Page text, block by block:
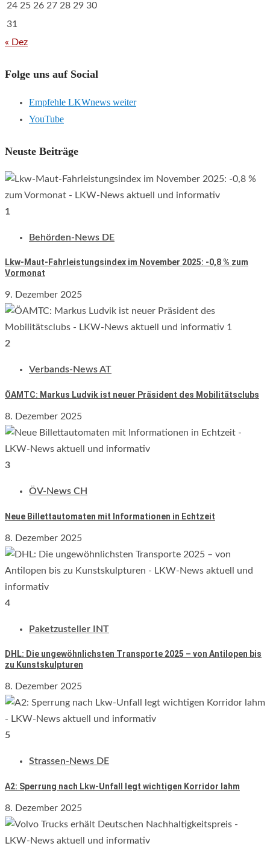
24 25 26 27 28 29 30
31
« Dez
Folge uns auf Social
Empfehle LKWnews weiter
YouTube
Neuste Beiträge
1
Behörden-News DE
Lkw-Maut-Fahrleistungsindex im November 2025: -0,8 % zum
Vormonat
9. Dezember 2025
2
Verbands-News AT
ÖAMTC: Markus Ludvik ist neuer Präsident des Mobilitätsclubs
8. Dezember 2025
3
ÖV-News CH
Neue Billettautomaten mit Informationen in Echtzeit
8. Dezember 2025
4
Paketzusteller INT
DHL: Die ungewöhnlichsten Transporte 2025 – von Antilopen bis
zu Kunstskulpturen
8. Dezember 2025
5
Strassen-News DE
A2: Sperrung nach Lkw-Unfall legt wichtigen Korridor lahm
8. Dezember 2025